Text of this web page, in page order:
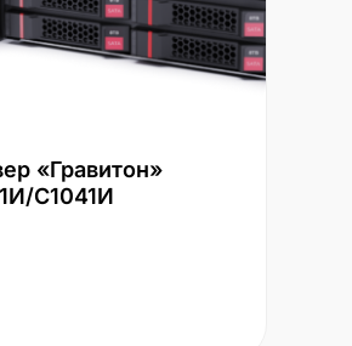
«Гравитон»
С1041И